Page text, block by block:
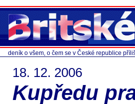
deník o všem, o čem se v České republice
18. 12. 2006
Kupředu